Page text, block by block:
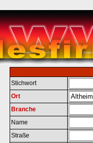
Stichwort
Ort
Branche
Name
Straße